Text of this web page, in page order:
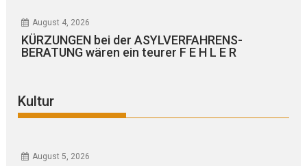
August 4, 2026
KÜRZUNGEN bei der ASYLVERFAHRENS-
BERATUNG wären ein teurer F E H L E R
Kultur
August 5, 2026